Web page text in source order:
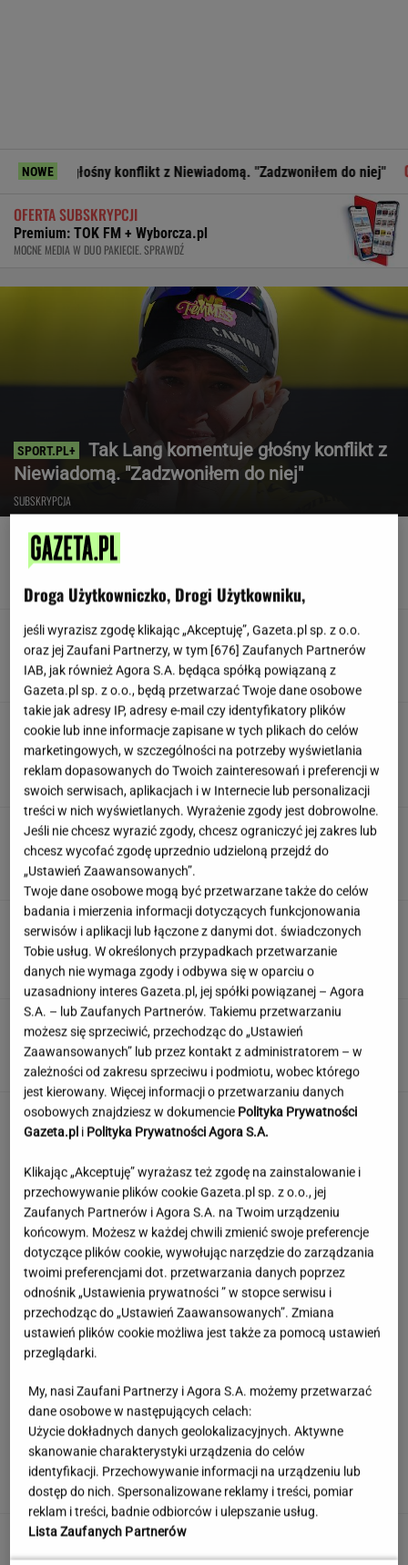
NOWE
konflikt z Niewiadomą. "Zadzwoniłem do niej"
OFERTA SUBSKRYPCJI
Premium: TOK FM + Wyborcza.pl
MOCNE MEDIA W DUO PAKIECIE. SPRAWDŹ
Tak Lang komentuje głośny konflikt z
Niewiadomą. "Zadzwoniłem do niej"
SUBSKRYPCJA
Poszedł na L4 i stracił pracę. Firma zapłaci
Teściowa mówi, że jest mamą jej
dziecka. "Chyba oszaleję"
KLAUDIA KIERZKOWSKA
"Wymieniłam mojego byłego na
jego wujka milionera". Tak wciągają
mikrodramy
SUBSKRYPCJA
Wiadomo, ile emerytury dostaje Kwaśniewska.
Kwota zaskakuje
Oto auto z paliwem, które może
zastąpić diesla. Frytura i olej roślinny
TOMASZ OKUROWSKI
Rolnik zaorał nowy asfalt za 400 tys. zł.
Wcześniej rozwalał krawężniki
Łukaszenka odpowie za współudział w
rosyjskiej agresji? "Mamy dowody"
Ogromna kontrowersja w meczu Legii. Trener
Korony grzmi: "Ewidentny karny"
Droga Użytkowniczko, Drogi Użytkowniku,
jeśli wyrazisz zgodę klikając „Akceptuję”, Gazeta.pl sp. z o.o.
oraz jej Zaufani Partnerzy, w tym [676] Zaufanych Partnerów
IAB, jak również Agora S.A. będąca spółką powiązaną z
Gazeta.pl sp. z o.o., będą przetwarzać Twoje dane osobowe
takie jak adresy IP, adresy e-mail czy identyfikatory plików
cookie lub inne informacje zapisane w tych plikach do celów
marketingowych, w szczególności na potrzeby wyświetlania
reklam dopasowanych do Twoich zainteresowań i preferencji w
swoich serwisach, aplikacjach i w Internecie lub personalizacji
treści w nich wyświetlanych. Wyrażenie zgody jest dobrowolne.
Jeśli nie chcesz wyrazić zgody, chcesz ograniczyć jej zakres lub
chcesz wycofać zgodę uprzednio udzieloną przejdź do
„Ustawień Zaawansowanych”.
Twoje dane osobowe mogą być przetwarzane także do celów
badania i mierzenia informacji dotyczących funkcjonowania
serwisów i aplikacji lub łączone z danymi dot. świadczonych
Tobie usług. W określonych przypadkach przetwarzanie
danych nie wymaga zgody i odbywa się w oparciu o
uzasadniony interes Gazeta.pl, jej spółki powiązanej – Agora
S.A. – lub Zaufanych Partnerów. Takiemu przetwarzaniu
możesz się sprzeciwić, przechodząc do „Ustawień
Zaawansowanych” lub przez kontakt z administratorem – w
zależności od zakresu sprzeciwu i podmiotu, wobec którego
jest kierowany. Więcej informacji o przetwarzaniu danych
osobowych znajdziesz w dokumencie Polityka Prywatności
Gazeta.pl i Polityka Prywatności Agora S.A.
Klikając „Akceptuję” wyrażasz też zgodę na zainstalowanie i
przechowywanie plików cookie Gazeta.pl sp. z o.o., jej
Zaufanych Partnerów i Agora S.A. na Twoim urządzeniu
końcowym. Możesz w każdej chwili zmienić swoje preferencje
dotyczące plików cookie, wywołując narzędzie do zarządzania
twoimi preferencjami dot. przetwarzania danych poprzez
odnośnik „Ustawienia prywatności ” w stopce serwisu i
przechodząc do „Ustawień Zaawansowanych”. Zmiana
ustawień plików cookie możliwa jest także za pomocą ustawień
przeglądarki.
My, nasi Zaufani Partnerzy i Agora S.A. możemy przetwarzać
dane osobowe w następujących celach:
Użycie dokładnych danych geolokalizacyjnych. Aktywne
skanowanie charakterystyki urządzenia do celów
identyfikacji. Przechowywanie informacji na urządzeniu lub
dostęp do nich. Spersonalizowane reklamy i treści, pomiar
reklam i treści, badnie odbiorców i ulepszanie usług.
Lista Zaufanych Partnerów